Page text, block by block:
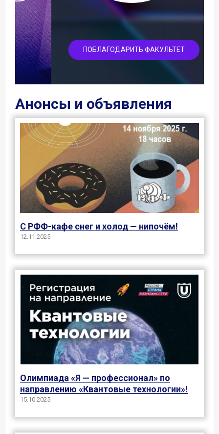
ПОБЛАГОДАРИТЬ ФАКУЛЬТЕТ
Анонсы и объявления
С РФФ-кафе снег и холод — нипочём!
12.11.2025
Олимпиада «Я — профессионал» по
направлению «Квантовые технологии»!
15.10.2025